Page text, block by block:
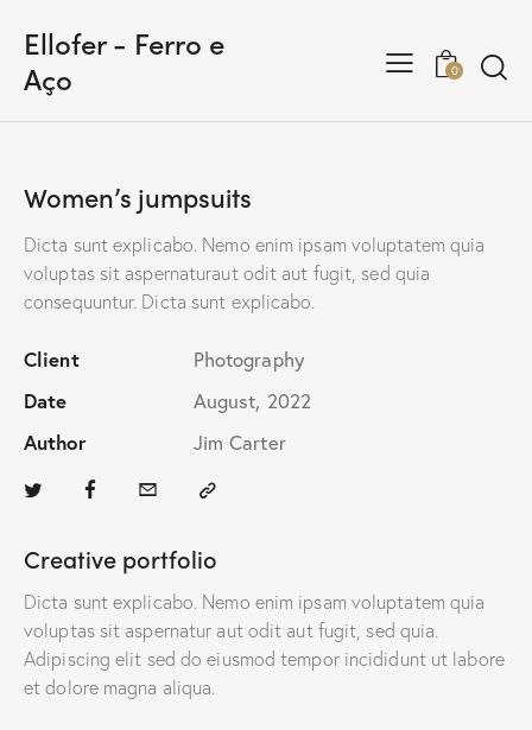
Ellofer - Ferro e
Aço
0
Women’s jumpsuits
Dicta sunt explicabo. Nemo enim ipsam voluptatem quia
voluptas sit aspernaturaut odit aut fugit, sed quia
consequuntur. Dicta sunt explicabo.
Client Photography
Date August, 2022
Author Jim Carter
Creative portfolio
Dicta sunt explicabo. Nemo enim ipsam voluptatem quia
voluptas sit aspernatur aut odit aut fugit, sed quia.
Adipiscing elit sed do eiusmod tempor incididunt ut labore
et dolore magna aliqua.